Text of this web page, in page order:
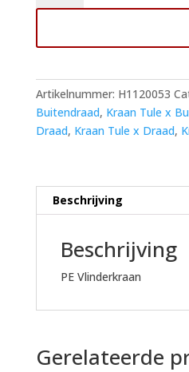
Tule
mm
½"
Buitendraad
aantal
Artikelnummer: H1120053
Buitendraad, Kraan Tule x
Draad, Kraan Tule x Draad,
Beschrijving
Beschrijving
PE Vlinderkraan
Gerelateerde